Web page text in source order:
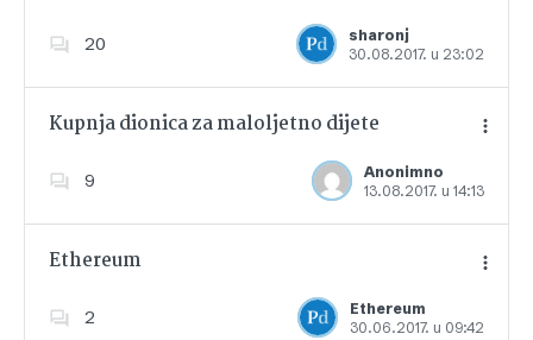
20
sharonj
30.08.2017. u 23:02
Dodajte u favorite
Kupnja dionica za maloljetno dijete
9
Anonimno
13.08.2017. u 14:13
Dodajte u favorite
Ethereum
2
Ethereum
30.06.2017. u 09:42
Dodajte u favorite